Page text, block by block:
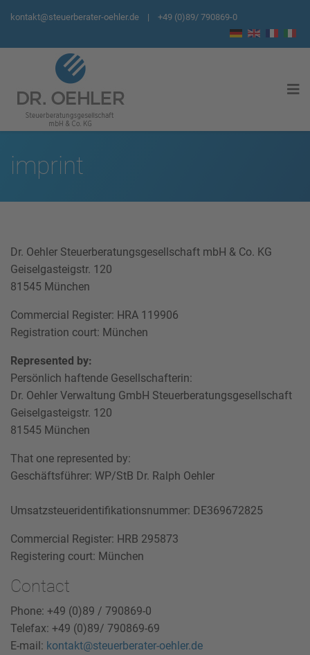
kontakt@steuerberater-oehler.de | +49 (0)89/ 790869-0
imprint
Dr. Oehler Steuerberatungsgesellschaft mbH & Co. KG
Geiselgasteigstr. 120
81545 München
Commercial Register: HRA 119906
Registration court: München
Represented by:
Persönlich haftende Gesellschafterin:
Dr. Oehler Verwaltung GmbH Steuerberatungsgesellschaft
Geiselgasteigstr. 120
81545 München
That one represented by:
Geschäftsführer: WP/StB Dr. Ralph Oehler
Umsatzsteueridentifikationsnummer: DE369672825
Commercial Register: HRB 295873
Registering court: München
Contact
Phone: +49 (0)89 / 790869-0
Telefax: +49 (0)89/ 790869-69
E-mail: kontakt@steuerberater-oehler.de